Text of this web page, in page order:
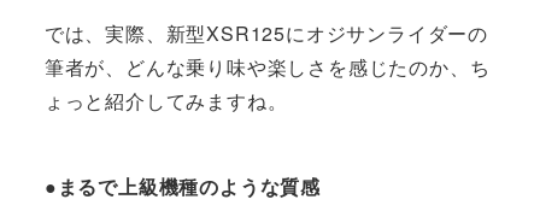
では、実際、新型XSR125にオジサンライダーの
筆者が、どんな乗り味や楽しさを感じたのか、ち
ょっと紹介してみますね。
●まるで上級機種のような質感